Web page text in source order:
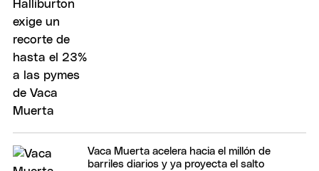
Vaca Muerta acelera hacia el millón de
barriles diarios y ya proyecta el salto